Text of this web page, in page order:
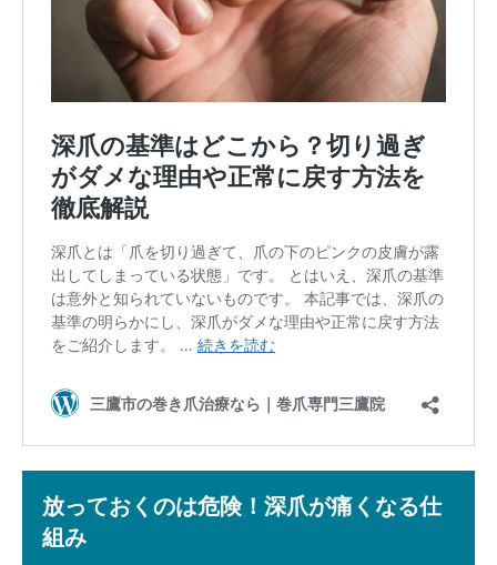
放っておくのは危険！深爪が痛くなる仕
組み